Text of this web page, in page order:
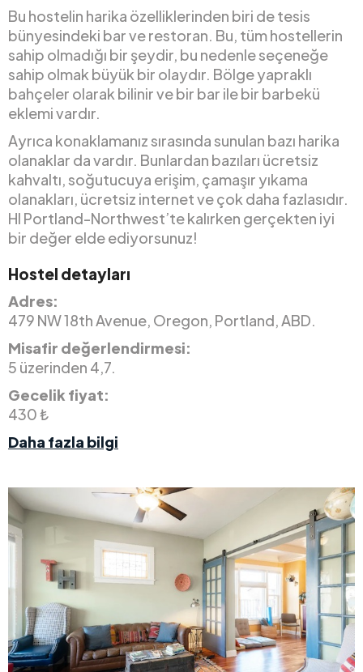
Bu hostelin harika özelliklerinden biri de tesis
bünyesindeki bar ve restoran. Bu, tüm hostellerin
sahip olmadığı bir şeydir, bu nedenle seçeneğe
sahip olmak büyük bir olaydır. Bölge yapraklı
bahçeler olarak bilinir ve bir bar ile bir barbekü
eklemi vardır.
Ayrıca konaklamanız sırasında sunulan bazı harika
olanaklar da vardır. Bunlardan bazıları ücretsiz
kahvaltı, soğutucuya erişim, çamaşır yıkama
olanakları, ücretsiz internet ve çok daha fazlasıdır.
HI Portland-Northwest’te kalırken gerçekten iyi
bir değer elde ediyorsunuz!
Hostel detayları
Adres:
479 NW 18th Avenue, Oregon, Portland, ABD.
Misafir değerlendirmesi:
5 üzerinden 4,7.
Gecelik fiyat:
430 ₺
Daha fazla bilgi